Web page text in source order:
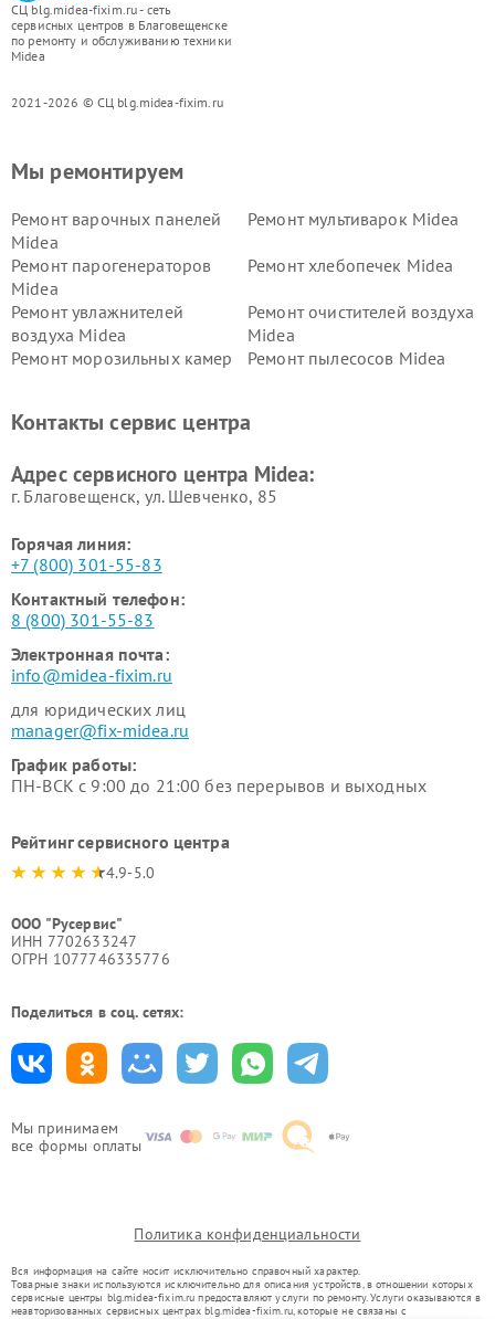
СЦ blg.midea-fixim.ru - сеть
сервисных центров в Благовещенске
по ремонту и обслуживанию техники
Midea
2021-2026 © СЦ blg.midea-fixim.ru
Мы принимаем
все формы оплаты
Мы ремонтируем
Ремонт варочных панелей
Midea
Ремонт мультиварок Midea
Ремонт парогенераторов
Midea
Ремонт хлебопечек Midea
Ремонт увлажнителей
воздуха Midea
Ремонт очистителей воздуха
Midea
Ремонт морозильных камер
Ремонт пылесосов Midea
пылесосов Midea
Midea
Контакты сервис центра
Адрес сервисного центра Midea:
г. Благовещенск, ул. Шевченко, 85
Горячая линия:
+7 (800) 301-55-83
Контактный телефон:
8 (800) 301-55-83
Электронная почта:
info@midea-fixim.ru
для юридических лиц
manager@fix-midea.ru
График работы:
ПН-ВСК с 9:00 до 21:00 без перерывов и выходных
Рейтинг сервисного центра
4.9-5.0
ООО "Русервис"
ИНН 7702633247
ОГРН 1077746335776
Поделиться в соц. сетях:
Политика конфиденциальности
Вся информация на сайте носит исключительно справочный характер.
Товарные знаки используются исключительно для описания устройств, в отношении которых
сервисные центры blg.midea-fixim.ru предоставляют услуги по ремонту. Услуги оказываются в
неавторизованных сервисных центрах blg.midea-fixim.ru, которые не связаны с